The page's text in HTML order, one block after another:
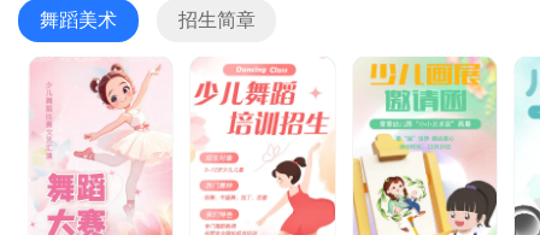
舞蹈美术 招生简章